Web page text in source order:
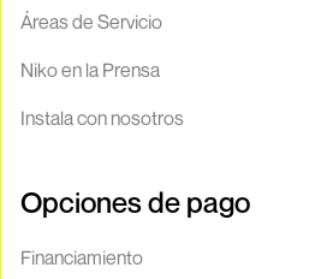
Áreas de Servicio
Niko en la Prensa
Instala con nosotros
Opciones de pago
Financiamiento